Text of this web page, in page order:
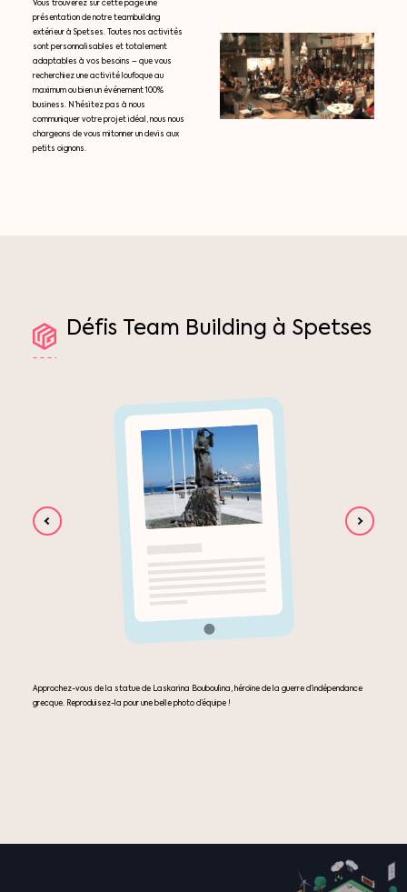
Vous trouverez sur cette page une
présentation de notre teambuilding
extérieur à Spetses. Toutes nos activités
sont personnalisables et totalement
adaptables à vos besoins – que vous
recherchiez une activité loufoque au
maximum ou bien un événement 100%
business. N’hésitez pas à nous
communiquer votre projet idéal, nous nous
chargeons de vous mitonner un devis aux
petits oignons.
Défis Team Building à Spetses
Approchez-vous de la statue de Laskarina Bouboulina, héroïne de la guerre d’indépendance
grecque. Reproduisez-la pour une belle photo d’équipe !